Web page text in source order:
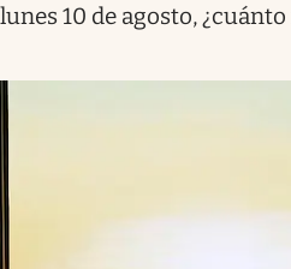
lunes 10 de agosto,